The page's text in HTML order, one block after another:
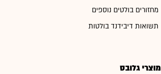
מחזורים בולטים נוספים
תשואות דיבידנד בולטות
מוצרי גלובס